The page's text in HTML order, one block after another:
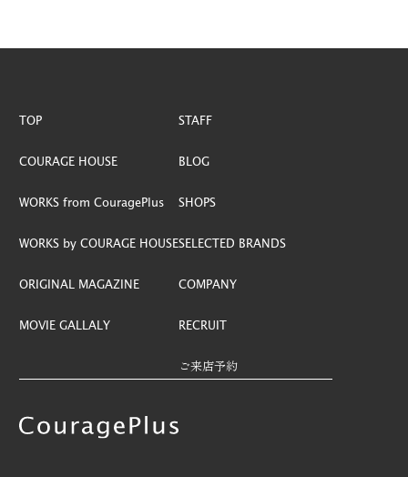
ORIGINAL MAGAZINE
MOVIE GALLALY
STAFF
スタッフ紹介
BLOG
RECLUIT
リクルート
TOP
COURAGE HOUSE
WORKS from CouragePlus
WORKS by COURAGE HOUSE
ORIGINAL MAGAZINE
MOVIE GALLALY
STAFF
BLOG
SHOPS
SELECTED BRANDS
COMPANY
RECRUIT
ご来店予約